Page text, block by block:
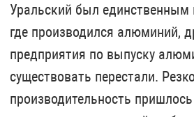
Уральский был единственным
где производился алюминий,
предприятия по выпуску
существовать перестали.
производительность